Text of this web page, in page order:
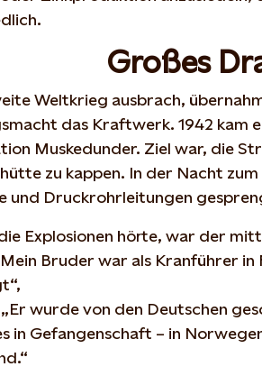
Großes
Weltkrieg ausbrach,
das Kraftwerk. 1942 kam
Muskedunder. Ziel war, die
zu kappen. In der Nacht
und Druckrohrleitungen
Explosionen hörte, war der
Bruder war als Kranführer
wurde von den Deutschen
in Gefangenschaft – in